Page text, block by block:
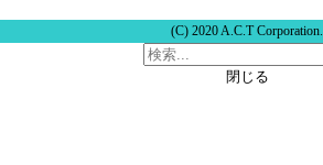
(C) 2020 A.C.T Corporation.
閉じる